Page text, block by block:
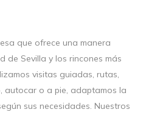
que ofrece una manera
de Sevilla y los rincones más
visitas guiadas, rutas,
autocar o a pie, adaptamos la
sus necesidades. Nuestros